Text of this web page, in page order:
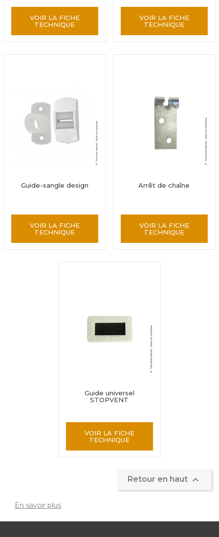
VOIR LA FICHE
TECHNIQUE
VOIR LA FICHE
TECHNIQUE
Guide-sangle design
VOIR LA FICHE
TECHNIQUE
Arrêt de chaîne
VOIR LA FICHE
TECHNIQUE
Guide universel
STOPVENT
VOIR LA FICHE
TECHNIQUE
Retour en haut 
En savoir plus